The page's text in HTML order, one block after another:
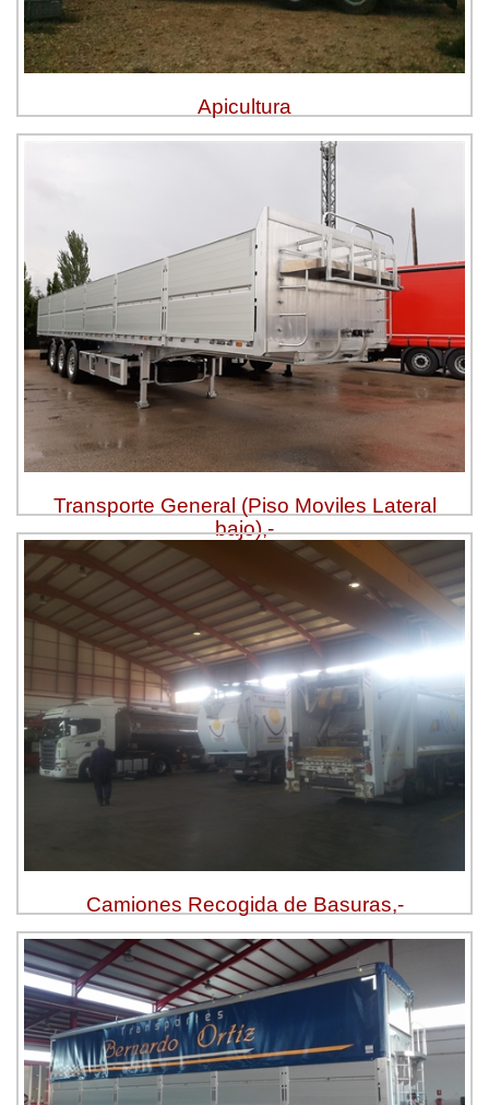
Apicultura
Transporte General (Piso Moviles Lateral
bajo),-
Camiones Recogida de Basuras,-